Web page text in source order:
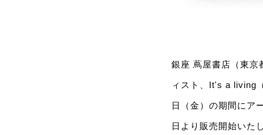
銀座 蔦屋書店（東京
ィスト、It's a living
日（金）の期間にア
日より販売開始いた